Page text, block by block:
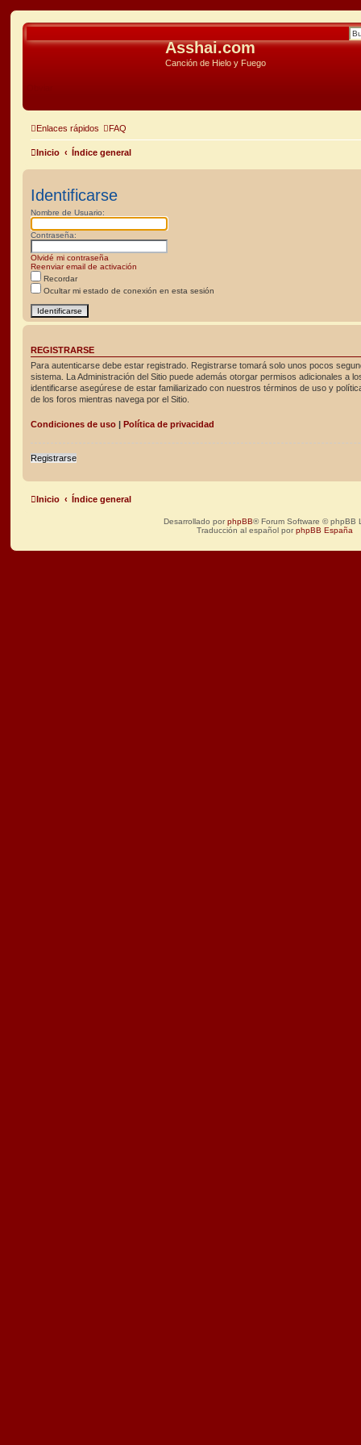
Asshai.com
Canción de Hielo y Fuego
Enlaces rápidos FAQ
Inicio Índice general
Identificarse
Nombre de Usuario:
Contraseña:
Olvidé mi contraseña
Reenviar email de activación
Recordar
Ocultar mi estado de conexión en esta sesión
REGISTRARSE
Para autenticarse debe estar registrado. Registrarse tomará solo unos pocos
sistema. La Administración del Sitio puede además otorgar permisos adicionales a
identificarse asegúrese de estar familiarizado con nuestros términos de uso y
de los foros mientras navega por el Sitio.
Condiciones de uso | Política de privacidad
Registrarse
Inicio Índice general
Desarrollado por phpBB® Forum Software © phpBB
Traducción al español por phpBB España